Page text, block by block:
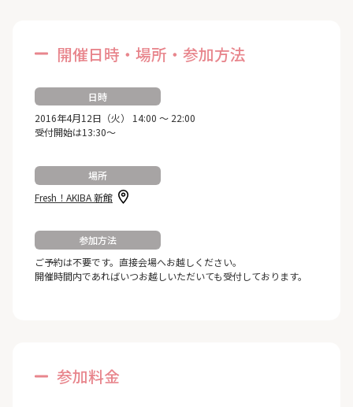
開催日時・場所・参加方法
日時
2016年4月12日（火） 14:00 ～ 22:00
受付開始は13:30～
場所
Fresh！AKIBA 新館
参加方法
ご予約は不要です。直接会場へお越しください。
開催時間内であればいつお越しいただいても受付しております。
参加料金